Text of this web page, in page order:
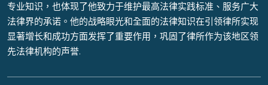
专业知识，也体现了他致力于维护最高法律实践标准、服务广大
法律界的承诺。他的战略眼光和全面的法律知识在引领律所实现
显著增长和成功方面发挥了重要作用，巩固了律所作为该地区领
先法律机构的声誉.